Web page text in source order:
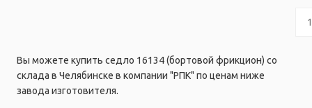
Вы можете купить седло 16134 (бортовой фрикцион) со
склада в Челябинске в компании "РПК" по ценам ниже
завода изготовителя.